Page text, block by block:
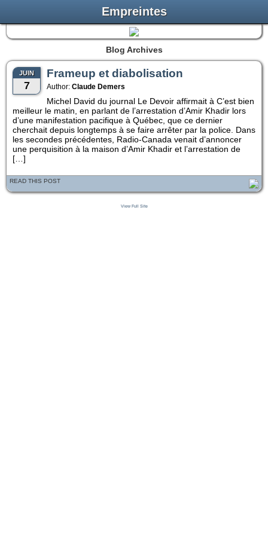
Empreintes
Blog Archives
JUIN
7
Frameup et diabolisation
Author: Claude Demers
Michel David du journal Le Devoir affirmait à C’est bien
meilleur le matin, en parlant de l’arrestation d’Amir Khadir lors
d’une manifestation pacifique à Québec, que ce dernier
cherchait depuis longtemps à se faire arrêter par la police. Dans
les secondes précédentes, Radio-Canada venait d’annoncer
une perquisition à la maison d’Amir Khadir et l’arrestation de
[…]
READ THIS POST
View Full Site